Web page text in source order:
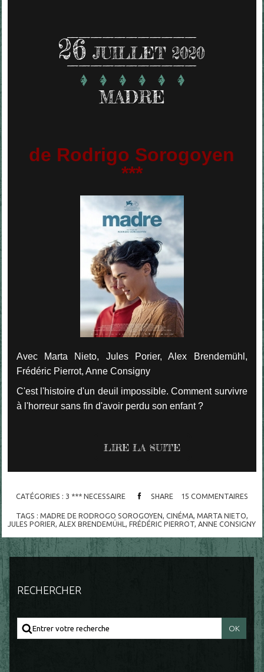
26 JUILLET 2020
MADRE
de Rodrigo Sorogoyen
***
Avec Marta Nieto, Jules Porier, Alex Brendemühl,
Frédéric Pierrot, Anne Consigny
C'est l'histoire d'un deuil impossible. Comment survivre
à l'horreur sans fin d'avoir perdu son enfant ?
LIRE LA SUITE
CATÉGORIES : 3 *** NECESSAIRE SHARE 15 COMMENTAIRES
TAGS : MADRE DE RODROGO SOROGOYEN CINÉMA, MARTA NIETO
JULES PORIER ALEX BRENDEMÜHL ,FRÉDÉRIC PIERROT ANNE CONSIGNY
RECHERCHER